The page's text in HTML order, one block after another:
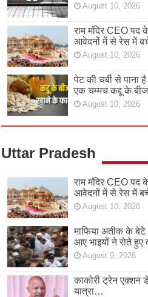
August 10, 2026
राम मंदिर CEO पद
आवेदनों में से रेस में
August 10, 2026
पेट की चर्बी से पाना
एक चम्मच कद्दू के बीज
August 10, 2026
Uttar Pradesh
राम मंदिर CEO पद
आवेदनों में से रेस में
August 10, 2026
माफिया अतीक के
आए भाइयों ने रोते हुए
August 9, 2026
काकोरी ट्रेन एक्शन
यात्रा…